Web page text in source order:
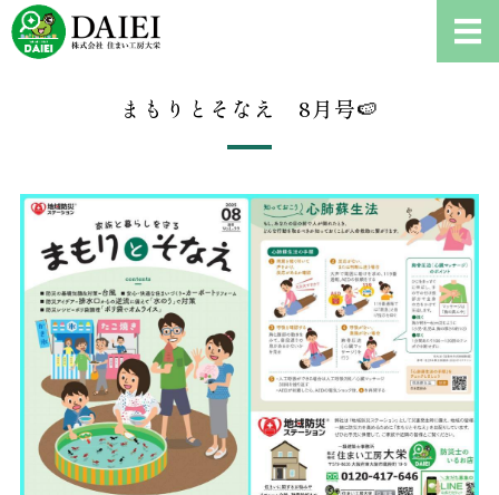
耐震診断、雨漏り修理、リ
ご依頼の流れ
会社概要
お問い合わせ・耐震診断
まもりとそなえ 8月号🍉